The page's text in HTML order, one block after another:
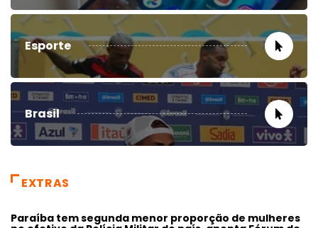
Esporte
Brasil
EXTRAS
Paraíba tem segunda menor proporção de mulheres